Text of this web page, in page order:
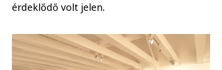
érdeklődő volt jelen.